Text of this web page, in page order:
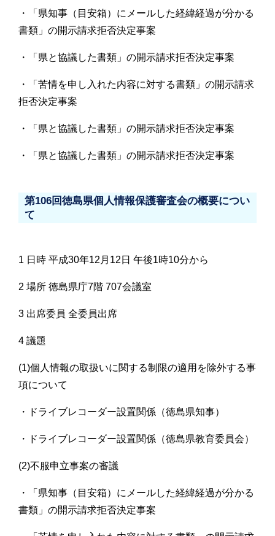
・「県知事（目安箱）にメールした経緯経過が分かる
書類」の開示請求拒否決定事案
・「県と協議した書類」の開示請求拒否決定事案
・「苦情を申し入れた内容に対する書類」の開示請求
拒否決定事案
・「県と協議した書類」の開示請求拒否決定事案
・「県と協議した書類」の開示請求拒否決定事案
第106回徳島県個人情報保護審査会の概要につい
て
1 日時 平成30年12月12日 午後1時10分から
2 場所 徳島県庁7階 707会議室
3 出席委員 全委員出席
4 議題
(1)個人情報の取扱いに関する制限の適用を除外する事
項について
・ドライブレコーダー設置関係（徳島県知事）
・ドライブレコーダー設置関係（徳島県教育委員会）
(2)不服申立事案の審議
・「県知事（目安箱）にメールした経緯経過が分かる
書類」の開示請求拒否決定事案